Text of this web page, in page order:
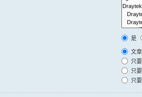
是
文
只
只
只